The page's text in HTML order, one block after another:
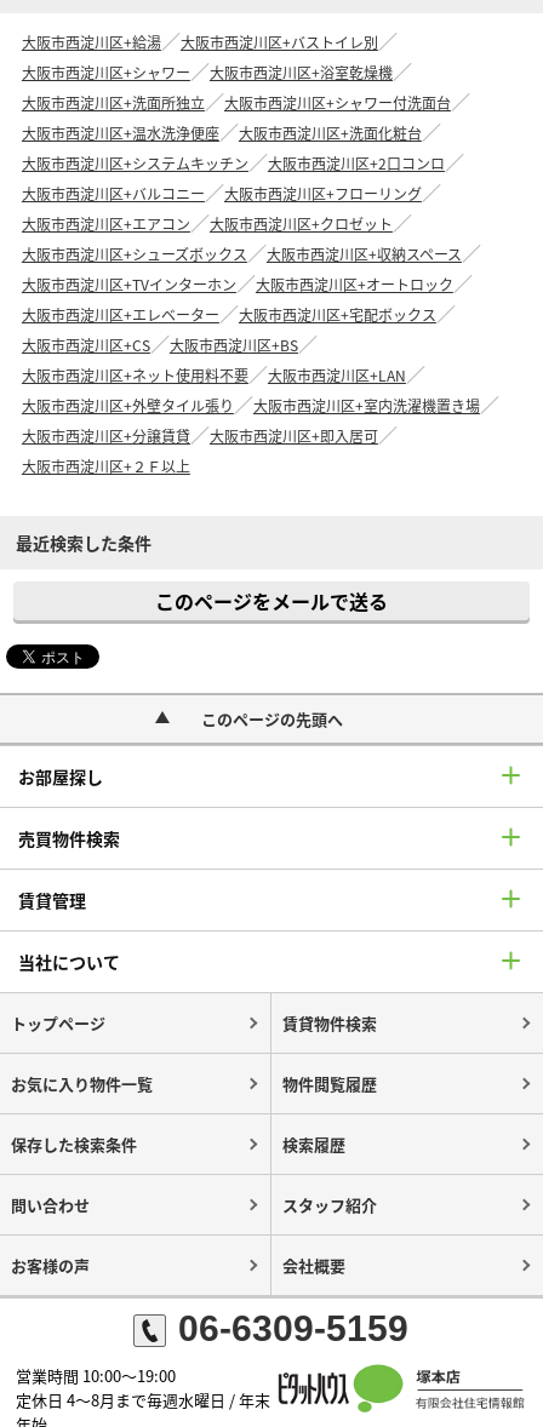
大阪市西淀川区+給湯
大阪市西淀川区+バストイレ別
大阪市西淀川区+シャワー
大阪市西淀川区+浴室乾燥機
大阪市西淀川区+洗面所独立
大阪市西淀川区+シャワー付洗面台
大阪市西淀川区+温水洗浄便座
大阪市西淀川区+洗面化粧台
大阪市西淀川区+システムキッチン
大阪市西淀川区+2口コンロ
大阪市西淀川区+バルコニー
大阪市西淀川区+フローリング
大阪市西淀川区+エアコン
大阪市西淀川区+クロゼット
大阪市西淀川区+シューズボックス
大阪市西淀川区+収納スペース
大阪市西淀川区+TVインターホン
大阪市西淀川区+オートロック
大阪市西淀川区+エレベーター
大阪市西淀川区+宅配ボックス
大阪市西淀川区+CS
大阪市西淀川区+BS
大阪市西淀川区+ネット使用料不要
大阪市西淀川区+LAN
大阪市西淀川区+外壁タイル張り
大阪市西淀川区+室内洗濯機置き場
大阪市西淀川区+分譲賃貸
大阪市西淀川区+即入居可
大阪市西淀川区+２Ｆ以上
最近検索した条件
このページをメールで送る
このページの先頭へ
お部屋探し
売買物件検索
賃貸管理
当社について
トップページ 賃貸物件検索
お気に入り物件一覧 物件閲覧履歴
保存した検索条件 検索履歴
問い合わせ スタッフ紹介
お客様の声 会社概要
06-6309-5159
営業時間 10:00～19:00
定休日 4～8月まで毎週水曜日 / 年末